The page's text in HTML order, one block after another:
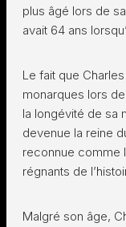
plus âgé lors de
avait 64 ans
Le fait que
monarques lors
la longévité de sa
devenue la reine
reconnue comme
régnants de
Malgré son âge,